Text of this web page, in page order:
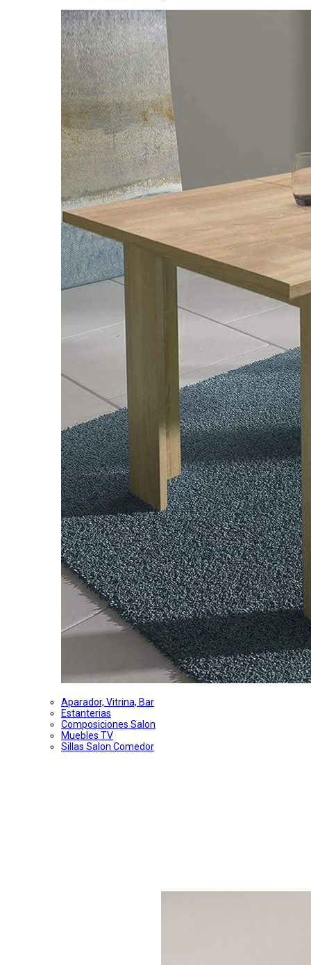
Aparador, Vitrina, Bar
Estanterias
Composiciones Salon
Muebles TV
Sillas Salon Comedor